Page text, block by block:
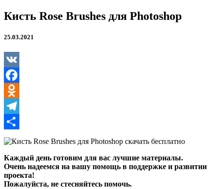
Кисть
Rose
для
Кисть Rose Brushes для Photoshop
25.03.2021
VK
Facebook
Odnoklassniki
Telegram
Отправить
Каждый день готовим для вас лучшие материалы.
Очень надеемся на вашу помощь в поддержке и развитии
проекта!
Пожалуйста, не стесняйтесь помочь.